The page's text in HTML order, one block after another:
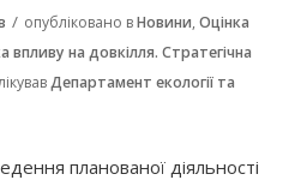
/ опубліковано вНовини, Оцінка
впливу на довкілля. Стратегічна
Департамент екології та
планованої діяльності